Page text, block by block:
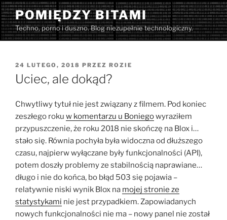
Przejdź
do
treści
POMIĘDZY BITAMI
Techno, porno i duszno. Blog niezupełnie technologiczny.
OPUBLIKOWANE
W
24 LUTEGO, 2018 PRZEZ ROZIE
Uciec, ale dokąd?
Chwytliwy tytuł nie jest związany z filmem. Pod koniec
zeszłego roku w komentarzu u Boniegowyraziłem
przypuszczenie, że roku 2018 nie skończę na Blox i…
stało się. Równia pochyła była widoczna od dłuższego
czasu, najpierw wyłączane były funkcjonalności (API),
potem doszły problemy ze stabilnością naprawiane…
długo i nie do końca, bo błąd 503 się pojawia –
relatywnie niski wynik Blox na mojej stronie ze
statystykami nie jest przypadkiem. Zapowiadanych
nowych funkcjonalności nie ma – nowy panel nie został